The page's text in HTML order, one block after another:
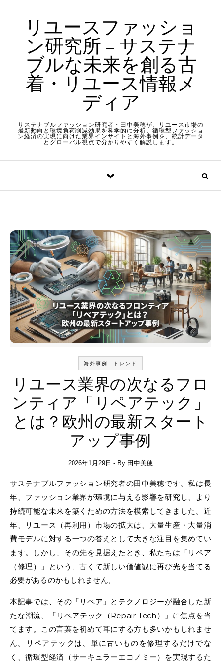
リユースファッショ
ン研究所 – サステナ
ブルな未来を創る古
着・リユース情報メ
ディア
サステナブルファッション研究者・田中美穂が、リユース市場の
最新動向と環境負荷削減効果を科学的に分析。循環型ファッショ
ン経済の実現に向けた業界インサイトと海外事例を、統計データ
とグローバル視点で分かりやすく解説します。
海外事例・トレンド
リユース業界の次なるフロ
ンティア「リペアテック」
とは？欧州の最新スタート
アップ事例
2026年1月29日 - By 田中美穂
サステナブルファッション研究者の田中美穂です。私は長
年、ファッション業界が環境に与える影響を研究し、より
持続可能な未来を築くための方法を模索してきました。近
年、リユース（再利用）市場の拡大は、大量生産・大量消
費モデルに対する一つの答えとして大きな注目を集めてい
ます。しかし、その先を見据えたとき、私たちは「リペア
（修理）」という、古くて新しい価値観に再び光を当てる
必要があるのかもしれません。
本記事では、その「リペア」とテクノロジーが融合した新
たな潮流、「リペアテック（Repair Tech）」に焦点を当
てます。この言葉を初めて耳にする方も多いかもしれませ
ん。リペアテックは、単に古いものを修理するだけでな
く、循環型経済（サーキュラーエコノミー）を実現するた